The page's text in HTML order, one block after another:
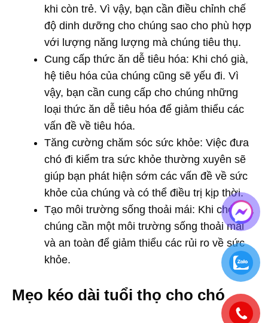
khi còn trẻ. Vì vậy, bạn cần điều chỉnh chế
độ dinh dưỡng cho chúng sao cho phù hợp
với lượng năng lượng mà chúng tiêu thụ.
Cung cấp thức ăn dễ tiêu hóa: Khi chó già,
hệ tiêu hóa của chúng cũng sẽ yếu đi. Vì
vậy, bạn cần cung cấp cho chúng những
loại thức ăn dễ tiêu hóa để giảm thiểu các
vấn đề về tiêu hóa.
Tăng cường chăm sóc sức khỏe: Việc đưa
chó đi kiểm tra sức khỏe thường xuyên sẽ
giúp bạn phát hiện sớm các vấn đề về sức
khỏe của chúng và có thể điều trị kịp thời.
Tạo môi trường sống thoải mái: Khi chó già,
chúng cần một môi trường sống thoải mái
và an toàn để giảm thiểu các rủi ro về sức
khỏe.
Mẹo kéo dài tuổi thọ cho chó